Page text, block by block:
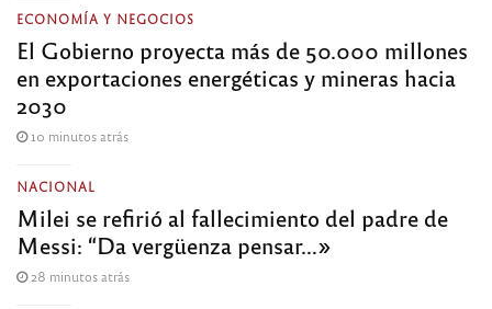
ECONOMÍA Y NEGOCIOS
El Gobierno proyecta más de 50.000 millones
en exportaciones energéticas y mineras hacia
2030
10 minutos atrás
NACIONAL
Milei se refirió al fallecimiento del padre de
Messi: “Da vergüenza pensar…»
28 minutos atrás